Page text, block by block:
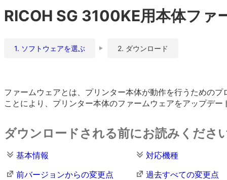
RICOH SG 3100KE用本体ファ
1. ソフトウェアを選ぶ 2. ダウンロード
ファームウェアとは、プリンター本体が動作を行うための
ことにより、プリンター本体のファームウェアをアップデ
ダウンロードされる前にお読みくださ
基本情報
対応機種
前バージョンからの変更点
過去すべての変更点